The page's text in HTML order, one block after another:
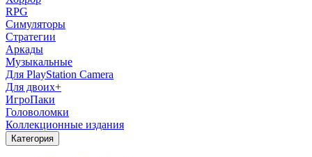
RPG
Симуляторы
Стратегии
Аркады
Музыкальные
Для PlayStation Camera
Для двоих+
ИгроПаки
Головоломки
Коллекционные издания
Категория